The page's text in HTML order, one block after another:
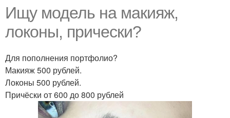
Ищу модель на макияж,
локоны, прически?
Для пополнения портфолио?
Макияж 500 рублей.
Локоны 500 рублей.
Причёски от 600 до 800 рублей